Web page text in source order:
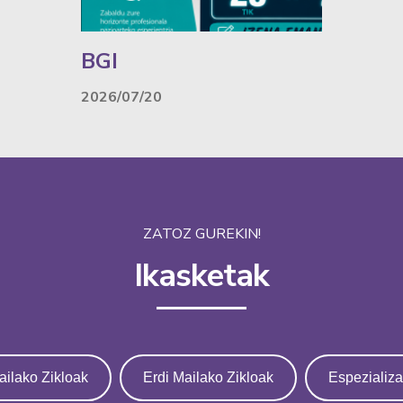
BGI
2026/07/20
ZATOZ GUREKIN!
Ikasketak
Zikloak Erdi Mailako Zikloak